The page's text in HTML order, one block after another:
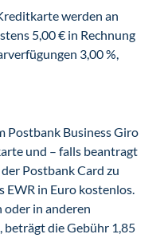
werden an
5,00 € in Rechnung
3,00 %,
Postbank Business Giro
und – falls beantragt
Postbank Card zu
EWR in Euro kostenlos.
oder in anderen
die Gebühr 1,85